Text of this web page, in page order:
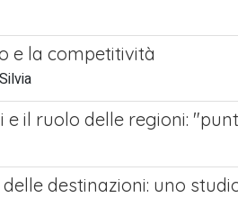
e la competitività
il ruolo delle regioni:
destinazioni: uno